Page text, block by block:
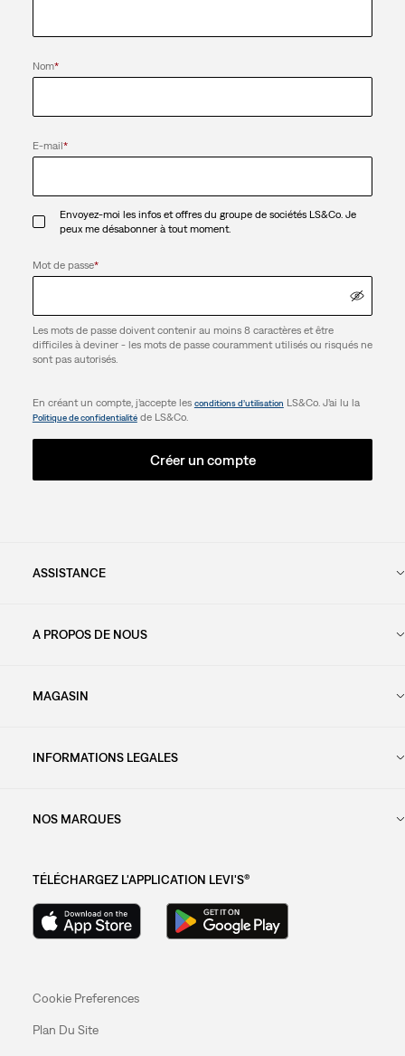
Nom*
E-mail*
Envoyez-moi les infos et offres du groupe de sociétés LS&Co. Je
peux me désabonner à tout moment.
Mot de passe*
Les mots de passe doivent contenir au moins 8 caractères et être
difficiles à deviner - les mots de passe couramment utilisés ou risqués ne
sont pas autorisés.
En créant un compte, j’accepte les conditions d’utilisation LS&Co. J’ai lu la
Politique de confidentialitéde LS&Co.
Créer un compte
ASSISTANCE
A PROPOS DE NOUS
MAGASIN
INFORMATIONS LEGALES
NOS MARQUES
TÉLÉCHARGEZ L'APPLICATION LEVI'S®
Cookie Preferences
Plan Du Site